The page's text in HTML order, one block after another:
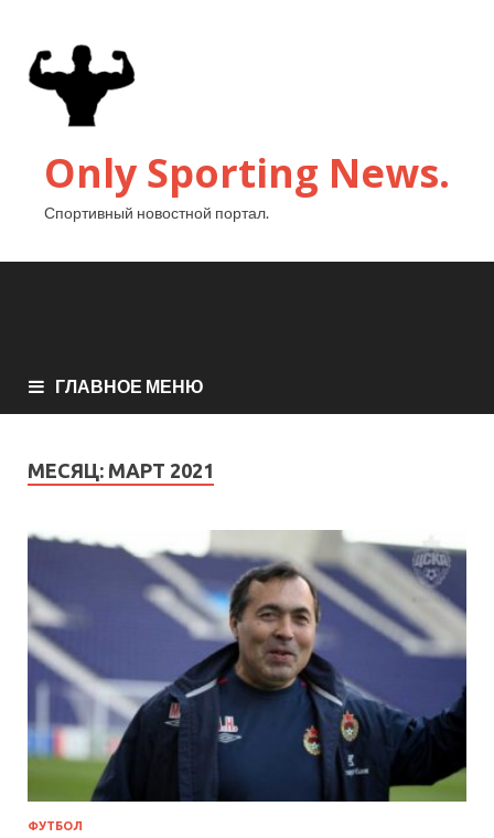
Only Sporting News.
Спортивный новостной портал.
ГЛАВНОЕ МЕНЮ
МЕСЯЦ: МАРТ 2021
ФУТБОЛ